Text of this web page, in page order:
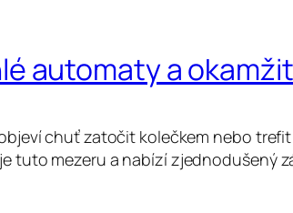
automaty a
chuť zatočit kolečkem nebo
tuto mezeru a nabízí